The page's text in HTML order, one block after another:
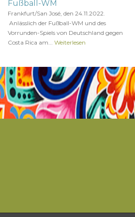
Fußball-WM
Frankfurt/San José, den 24.11.2022.
Anlässlich der Fußball-WM und des
Vorrunden-Spiels von Deutschland gegen
Costa Rica am... Weiterlesen